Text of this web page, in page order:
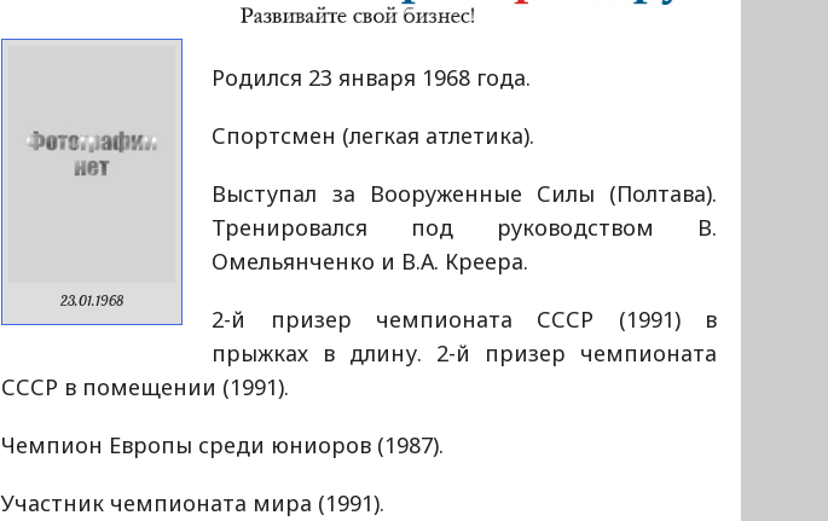
23.01.1968
Родился 23 января 1968 года.
Спортсмен (легкая атлетика).
Выступал за Вооруженные Силы (Полтава).
Тренировался под руководством В.
Омельянченко и В.А. Креера.
2-й призер чемпионата СССР (1991) в
прыжках в длину. 2-й призер чемпионата
СССР в помещении (1991).
Чемпион Европы среди юниоров (1987).
Участник чемпионата мира (1991).